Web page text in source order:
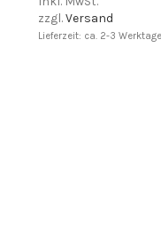
zzgl.Versand
Lieferzeit: ca. 2-3 Werktage